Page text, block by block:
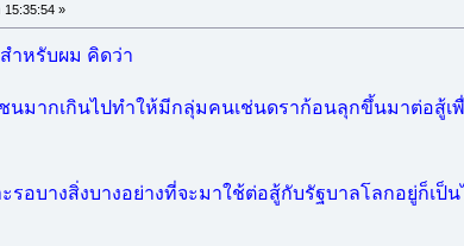
15:35:54 »
ำหรับผม คิดว่า
นมากเกินไปทำให้มีกลุ่มคนเช่นดราก้อนลุกขึ้นมาต่อสู้เ
รอบางสิ่งบางอย่างที่จะมาใช้ต่อสู้กับรัฐบาลโลกอยู่ก็เป็น